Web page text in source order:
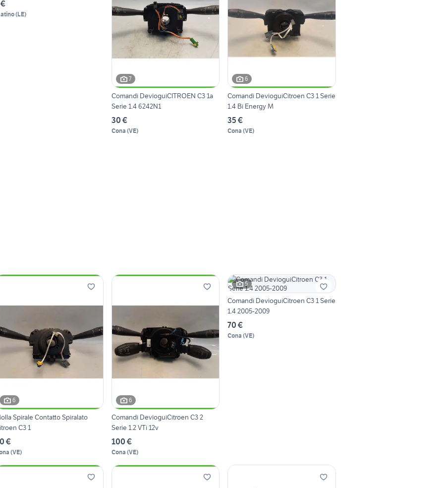
(LE)
7
Comandi DevioguiCITROEN C3 1a
Serie 1.4 6242N1
30 €
Cona (VE)
6
Comandi DevioguiCitroen C3 1 Serie
1.4 Bi Energy M
35 €
Cona (VE)
6
Spirale Contatto Spiralato
C3 1
€
(VE)
6
Comandi DevioguiCitroen C3 2
Serie 1.2 VTi 12v
100 €
Cona (VE)
5
Comandi DevioguiCitroen C3 1 Serie
1.4 2005-2009
70 €
Cona (VE)